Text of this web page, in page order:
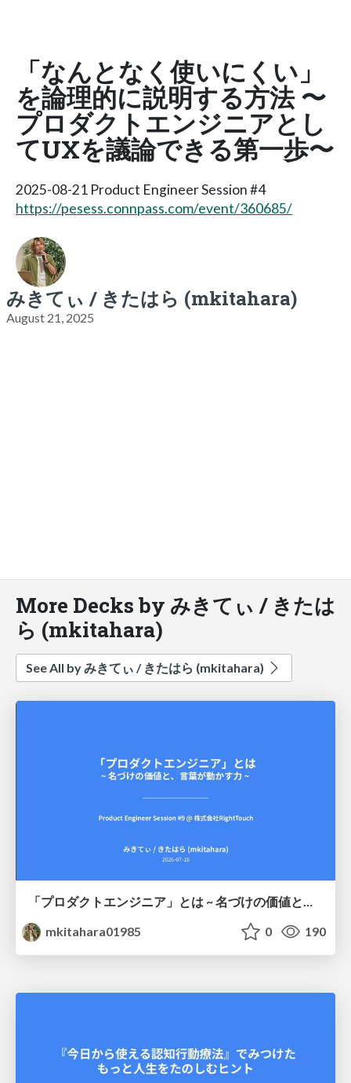
「なんとなく使いにくい」
を論理的に説明する方法 〜
プロダクトエンジニアとし
てUXを議論できる第一歩〜
2025-08-21 Product Engineer Session #4
https://pesess.connpass.com/event/360685/
みきてぃ / きたはら (mkitahara)
August 21, 2025
More Decks by みきてぃ / きたは
ら (mkitahara)
See All by みきてぃ / きたはら (mkitahara)
「プロダクトエンジニア」とは ~ 名づけの価値と、言葉が動かす力 ~
mkitahara01985
0 190